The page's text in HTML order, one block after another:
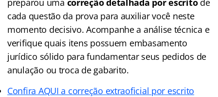
cada questão da prova para auxiliar você neste
momento decisivo. Acompanhe a análise técnica e
verifique quais itens possuem embasamento
jurídico sólido para fundamentar seus pedidos de
anulação ou troca de gabarito.
Confira AQUI a correção extraoficial por escrito